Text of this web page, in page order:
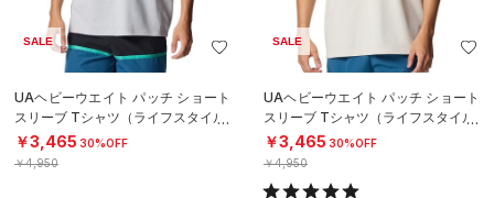
SALE
UAヘビーウエイト パッチ ショート
スリーブ Tシャツ（ライフスタイル/
MEN）
￥3,465 30%OFF
￥4,950
SALE
UAヘビーウエイト パッチ ショート
スリーブ Tシャツ（ライフスタイル/
MEN）
￥3,465 30%OFF
￥4,950